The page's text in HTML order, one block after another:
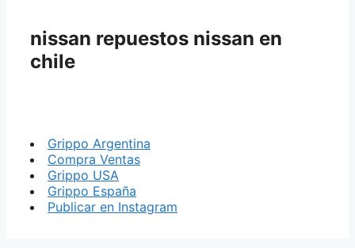
nissan repuestos nissan en
chile
Grippo Argentina
Compra Ventas
Grippo USA
Grippo España
Publicar en Instagram